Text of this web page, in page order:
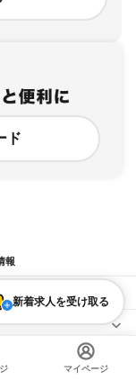
ド
報
新着求人を受け取る
マイページ